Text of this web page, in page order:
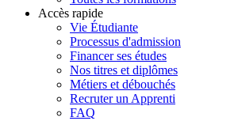
Accès rapide
Vie Étudiante
Processus d'admission
Financer ses études
Nos titres et diplômes
Métiers et débouchés
Recruter un Apprenti
FAQ